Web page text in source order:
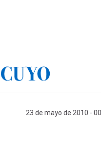
23 de mayo de 2010 -